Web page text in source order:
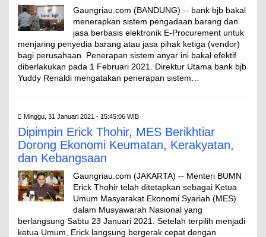
Gaungriau.com (BANDUNG) -- bank bjb bakal
menerapkan sistem pengadaan barang dan
jasa berbasis elektronik E-Procurement untuk
menjaring penyedia barang atau jasa pihak ketiga (vendor)
bagi perusahaan. Penerapan sistem anyar ini bakal efektif
diberlakukan pada 1 Februari 2021. Direktur Utama bank bjb
Yuddy Renaldi mengatakan penerapan sistem…
Minggu, 31 Januari 2021 - 15:45:06 WIB
Dipimpin Erick Thohir, MES Berikhtiar
Dorong Ekonomi Keumatan, Kerakyatan,
dan Kebangsaan
Gaungriau.com (JAKARTA) -- Menteri BUMN
Erick Thohir telah ditetapkan sebagai Ketua
Umum Masyarakat Ekonomi Syariah (MES)
dalam Musyawarah Nasional yang
berlangsung Sabtu 23 Januari 2021. Setelah terpilih menjadi
ketua Umum, Erick langsung bergerak cepat dengan